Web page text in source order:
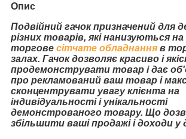
Опис
Подвійний гачок призначений для
різних товарів, які нанизуються на
торгове сітчате обладнання в
залах. Гачок дозволяє красиво і
продемонструвати товар і дає
про рекламований ваш товар і
сконцентрувати увагу клієнта на
індивідуальності і унікальності
демонстрованого товару. Що
збільшити ваші продажі і доходи у